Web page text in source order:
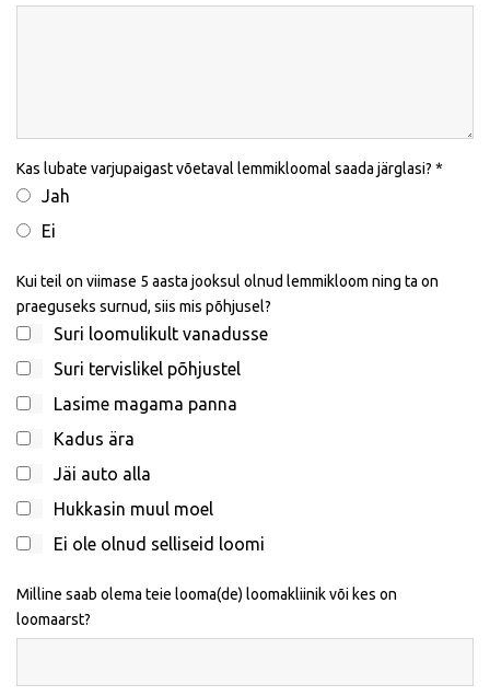
Kas lubate varjupaigast võetaval lemmikloomal saada järglasi?
Jah
Ei
Kui teil on viimase 5 aasta jooksul olnud lemmikloom ning ta on
praeguseks surnud, siis mis põhjusel?
Suri loomulikult vanadusse
Suri tervislikel põhjustel
Lasime magama panna
Kadus ära
Jäi auto alla
Hukkasin muul moel
Ei ole olnud selliseid loomi
Milline saab olema teie looma(de) loomakliinik või kes on
loomaarst?